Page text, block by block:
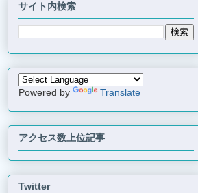
サイト内検索
Powered by Translate
アクセス数上位記事
Twitter